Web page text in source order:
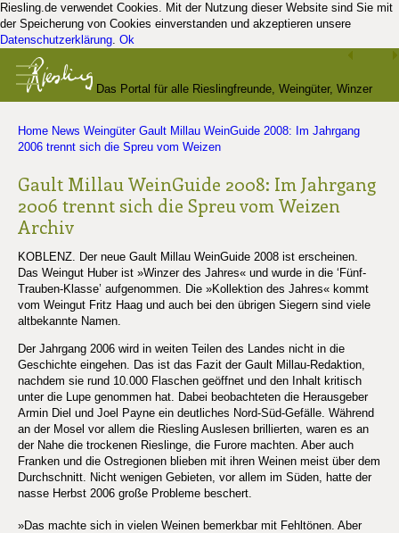
Riesling.de verwendet Cookies. Mit der Nutzung dieser Website sind Sie mit
der Speicherung von Cookies einverstanden und akzeptieren unsere
Datenschutzerklärung. Ok
Das Portal für alle Rieslingfreunde, Weingüter, Winzer
und Kenner
Home News Weingüter Gault Millau WeinGuide 2008: Im Jahrgang
2006 trennt sich die Spreu vom Weizen
Gault Millau WeinGuide 2008: Im Jahrgang
2006 trennt sich die Spreu vom Weizen
Archiv
KOBLENZ. Der neue Gault Millau WeinGuide 2008 ist erscheinen.
Das Weingut Huber ist »Winzer des Jahres« und wurde in die ‘Fünf-
Trauben-Klasse’ aufgenommen. Die »Kollektion des Jahres« kommt
vom Weingut Fritz Haag und auch bei den übrigen Siegern sind viele
altbekannte Namen.
Der Jahrgang 2006 wird in weiten Teilen des Landes nicht in die
Geschichte eingehen. Das ist das Fazit der Gault Millau-Redaktion,
nachdem sie rund 10.000 Flaschen geöffnet und den Inhalt kritisch
unter die Lupe genommen hat. Dabei beobachteten die Herausgeber
Armin Diel und Joel Payne ein deutliches Nord-Süd-Gefälle. Während
an der Mosel vor allem die Riesling Auslesen brillierten, waren es an
der Nahe die trockenen Rieslinge, die Furore machten. Aber auch
Franken und die Ostregionen blieben mit ihren Weinen meist über dem
Durchschnitt. Nicht wenigen Gebieten, vor allem im Süden, hatte der
nasse Herbst 2006 große Probleme beschert.
»Das machte sich in vielen Weinen bemerkbar mit Fehltönen. Aber